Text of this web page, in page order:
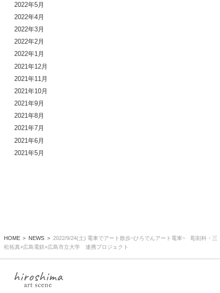
2022年5月
2022年4月
2022年3月
2022年2月
2022年1月
2021年12月
2021年11月
2021年10月
2021年9月
2021年8月
2021年7月
2021年6月
2021年5月
HOME NEWS
2022/9/24(土) 電車でアート散歩~ひろでんアート電車~ 彫刻科・三
松拓真×広島電鉄×広島市立大学 連携プロジェクト